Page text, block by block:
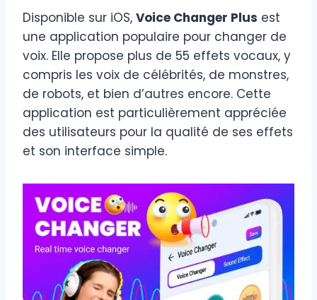
Disponible sur iOS, Voice Changer Plus est
une application populaire pour changer de
voix. Elle propose plus de 55 effets vocaux, y
compris les voix de célébrités, de monstres,
de robots, et bien d’autres encore. Cette
application est particulièrement appréciée
des utilisateurs pour la qualité de ses effets
et son interface simple.